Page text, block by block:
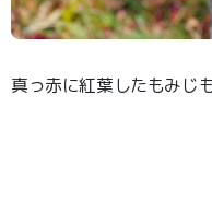
真っ赤に紅葉したもみじ